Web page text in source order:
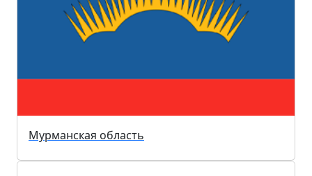
Мурманская область